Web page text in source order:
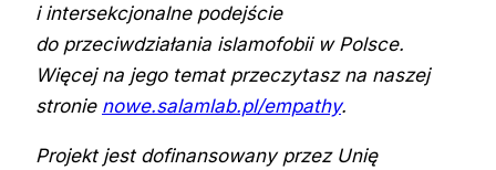
i intersekcjonalne podejście
do przeciwdziałania islamofobii w Polsce.
Więcej na jego temat przeczytasz na naszej
stronie nowe.salamlab.pl/empathy.
Projekt jest dofinansowany przez Unię